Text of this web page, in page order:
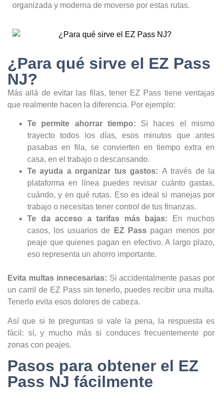
organizada y moderna de moverse por estas rutas.
¿Para qué sirve el EZ Pass
NJ?
Más allá de evitar las filas, tener EZ Pass tiene ventajas
que realmente hacen la diferencia. Por ejemplo:
Te permite ahorrar tiempo: Si haces el mismo
trayecto todos los días, esos minutos que antes
pasabas en fila, se convierten en tiempo extra en
casa, en el trabajo o descansando.
Te ayuda a organizar tus gastos: A través de la
plataforma en línea puedes revisar cuánto gastas,
cuándo, y en qué rutas. Eso es ideal si manejas por
trabajo o necesitas tener control de tus finanzas.
Te da acceso a tarifas más bajas: En muchos
casos, los usuarios de EZ Pass pagan menos por
peaje que quienes pagan en efectivo. A largo plazo,
eso representa un ahorro importante.
Evita multas innecesarias: Si accidentalmente pasas por
un carril de EZ Pass sin tenerlo, puedes recibir una multa.
Tenerlo evita esos dolores de cabeza.
Así que si te preguntas si vale la pena, la respuesta es
fácil: sí, y mucho más si conduces frecuentemente por
zonas con peajes.
Pasos para obtener el EZ
Pass NJ fácilmente